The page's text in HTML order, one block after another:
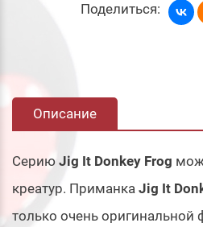
Поделиться:
Описание
Серию Jig It Donkey Frog
креатур. Приманка Jig It
только очень оригинальной